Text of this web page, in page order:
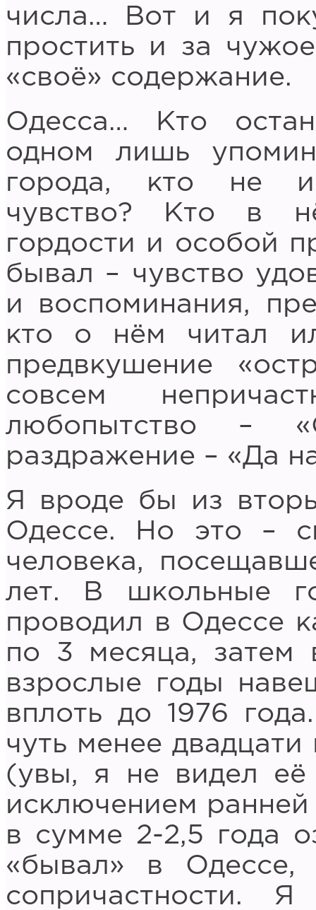
числа… Вот и я
простить и за
«своё» содержание.
Одесса… Кто
одном лишь
города, кто не
чувство? Кто в
гордости и особой
бывал – чувство
и воспоминания,
кто о нём читал
предвкушение
совсем
любопытство –
раздражение – «Да
Я вроде бы из
Одессе. Но это –
человека,
лет. В школьные
проводил в Одессе
по 3 месяца, затем
взрослые годы
вплоть до 1976
чуть менее
(увы, я не видел её
исключением
в сумме 2-2,5 года
«бывал» в Одессе,
сопричастности.